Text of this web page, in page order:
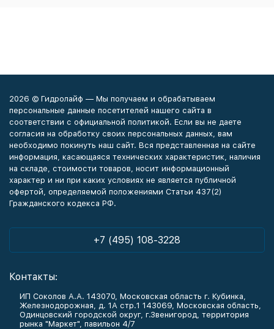
2026 © Гидролайф — Мы получаем и обрабатываем
персональные данные посетителей нашего сайта в
соответствии с официальной политикой. Если вы не даете
согласия на обработку своих персональных данных, вам
необходимо покинуть наш сайт. Вся представленная на сайте
информация, касающаяся технических характеристик, наличия
на складе, стоимости товаров, носит информационный
характер и ни при каких условиях не является публичной
офертой, определяемой положениями Статьи 437(2)
Гражданского кодекса РФ.
+7 (495) 108-3228
Контакты:
ИП Соколов А.А. 143070, Московская область г. Кубинка,
Железнодорожная, д. 1А стр.1 143069, Московская область,
Одинцовский городской округ, г.Звенигород, территория
рынка "Маркет", павильон 4/7